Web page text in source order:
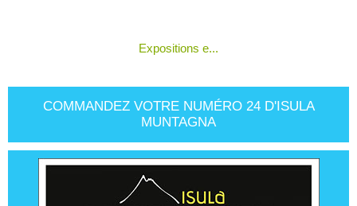
Expositions e...
COMMANDEZ VOTRE NUMÉRO 24 D'ISULA
MUNTAGNA